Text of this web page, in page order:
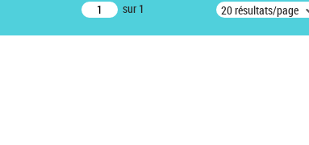
sur 1 20 résultats/page